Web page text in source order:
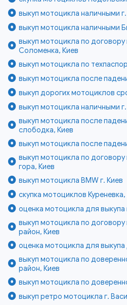
выкуп мотоцикла наличными
выкуп мотоцикла наличными
выкуп мотоцикла по
Соломенка, Киев
выкуп мотоцикла по
выкуп мотоцикла после
выкуп дорогих мотоциклов
выкуп мотоцикла наличными
выкуп мотоцикла после
слободка, Киев
выкуп мотоцикла после
выкуп мотоцикла по
гора, Киев
выкуп мотоцикла BMW г. Киев
скупка мотоциклов Куреневка,
оценка мотоцикла для выкупа
выкуп мотоцикла по
район, Киев
оценка мотоцикла для
выкуп мотоцикла по
район, Киев
выкуп мотоцикла по
выкуп ретро мотоцикла г.